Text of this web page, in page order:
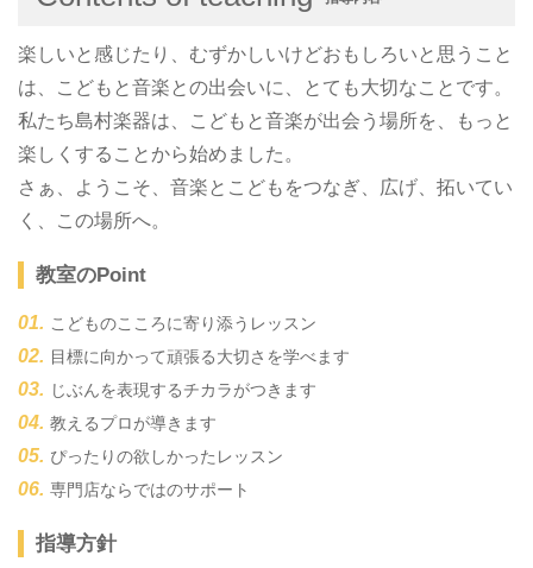
楽しいと感じたり、むずかしいけどおもしろいと思うこと
は、こどもと音楽との出会いに、とても大切なことです。
私たち島村楽器は、こどもと音楽が出会う場所を、もっと
楽しくすることから始めました。
さぁ、ようこそ、音楽とこどもをつなぎ、広げ、拓いてい
く、この場所へ。
教室のPoint
こどものこころに寄り添うレッスン
目標に向かって頑張る大切さを学べます
じぶんを表現するチカラがつきます
教えるプロが導きます
ぴったりの欲しかったレッスン
専門店ならではのサポート
指導方針